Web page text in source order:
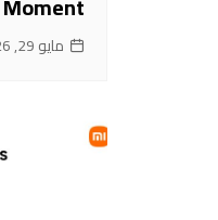
مايو 29, 2026